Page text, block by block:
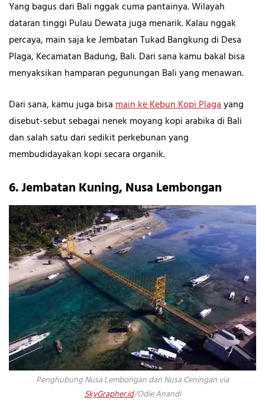
Yang bagus dari Bali nggak cuma pantainya. Wilayah
dataran tinggi Pulau Dewata juga menarik. Kalau nggak
percaya, main saja ke Jembatan Tukad Bangkung di Desa
Plaga, Kecamatan Badung, Bali. Dari sana kamu bakal bisa
menyaksikan hamparan pegunungan Bali yang menawan.
Dari sana, kamu juga bisamain ke Kebun Kopi Plagayang
disebut-sebut sebagai nenek moyang kopi arabika di Bali
dan salah satu dari sedikit perkebunan yang
membudidayakan kopi secara organik.
6. Jembatan Kuning, Nusa Lembongan
Penghubung Nusa Lembongan dan Nusa Ceningan via
SkyGrapher.id/Odie Anandi